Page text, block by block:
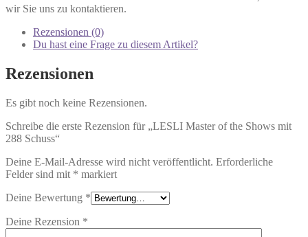
wir Sie uns zu kontaktieren.
Rezensionen (0)
Du hast eine Frage zu diesem Artikel?
Rezensionen
Es gibt noch keine Rezensionen.
Schreibe die erste Rezension für „LESLI Master of the Shows mit
288 Schuss“
Deine E-Mail-Adresse wird nicht veröffentlicht. Erforderliche
Felder sind mit * markiert
Deine Bewertung *
Deine Rezension *